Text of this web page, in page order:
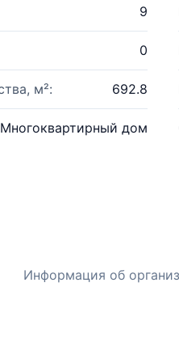
9
0
м²: 692.8
Многоквартирный дом
Информация об